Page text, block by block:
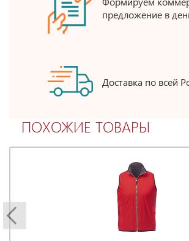
предложение в
Доставка по всей
ПОХОЖИЕ ТОВАРЫ